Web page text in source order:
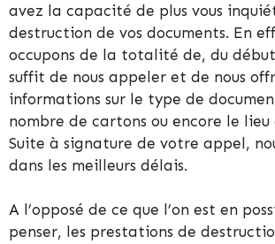
avez la capacité de plus vous
destruction de vos documents. En
occupons de la totalité de, du
suffit de nous appeler et de nous
informations sur le type de
nombre de cartons ou encore le lieu
Suite à signature de votre appel,
dans les meilleurs délais.
A l’opposé de ce que l’on est en
penser, les prestations de